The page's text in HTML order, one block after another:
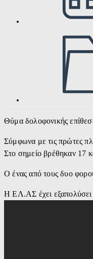
Θύμα δολοφονικής
Σύμφωνα με τις πρώτες
Στο σημείο βρέθηκαν 17
Ο ένας από τους δυο
Η ΕΛ.ΑΣ έχει εξαπολύσει